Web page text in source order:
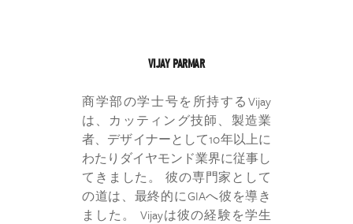
VIJAY PARMAR
商学部の学士号を所持するVijay
は、カッティング技師、製造業
者、デザイナーとして10年以上に
わたりダイヤモンド業界に従事し
てきました。 彼の専門家として
の道は、最終的にGIAへ彼を導き
ました。 Vijayは彼の経験を学生